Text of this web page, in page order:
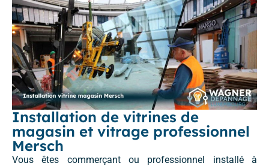
Installation de vitrines de
magasin et vitrage professionnel
Mersch
Vous êtes commerçant ou professionnel installé à